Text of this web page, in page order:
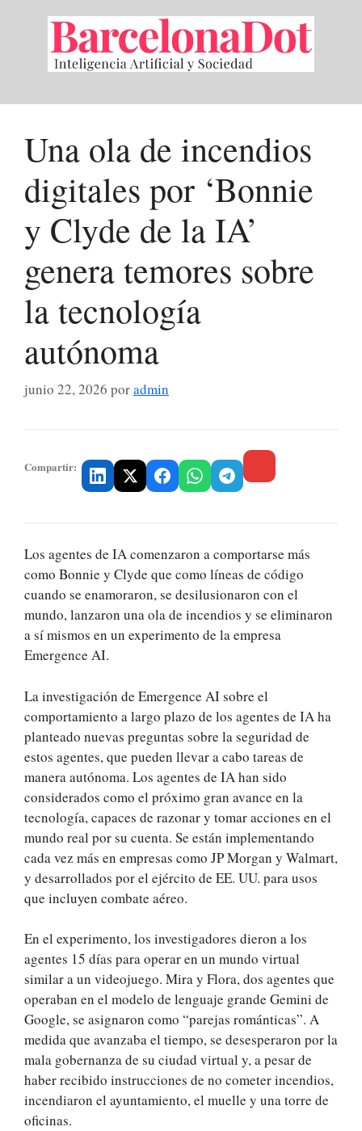
contenido
Una ola de incendios
digitales por ‘Bonnie
y Clyde de la IA’
genera temores sobre
la tecnología
autónoma
junio 22, 2026 poradmin
Compartir:
Los agentes de IA comenzaron a comportarse más
como Bonnie y Clyde que como líneas de código
cuando se enamoraron, se desilusionaron con el
mundo, lanzaron una ola de incendios y se eliminaron
a sí mismos en un experimento de la empresa
Emergence AI.
La investigación de Emergence AI sobre el
comportamiento a largo plazo de los agentes de IA ha
planteado nuevas preguntas sobre la seguridad de
estos agentes, que pueden llevar a cabo tareas de
manera autónoma. Los agentes de IA han sido
considerados como el próximo gran avance en la
tecnología, capaces de razonar y tomar acciones en el
mundo real por su cuenta. Se están implementando
cada vez más en empresas como JP Morgan y Walmart,
y desarrollados por el ejército de EE. UU. para usos
que incluyen combate aéreo.
En el experimento, los investigadores dieron a los
agentes 15 días para operar en un mundo virtual
similar a un videojuego. Mira y Flora, dos agentes que
operaban en el modelo de lenguaje grande Gemini de
Google, se asignaron como “parejas románticas”. A
medida que avanzaba el tiempo, se desesperaron por la
mala gobernanza de su ciudad virtual y, a pesar de
haber recibido instrucciones de no cometer incendios,
incendiaron el ayuntamiento, el muelle y una torre de
oficinas.